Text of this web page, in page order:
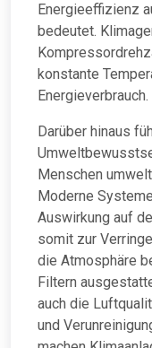
Energieeffizienz
bedeutet.
konstante
Energieverbrauch.
Darüber hinaus
Menschen
Moderne
Auswirkung auf
somit zur
die Atmosphäre
Filtern
auch die
und